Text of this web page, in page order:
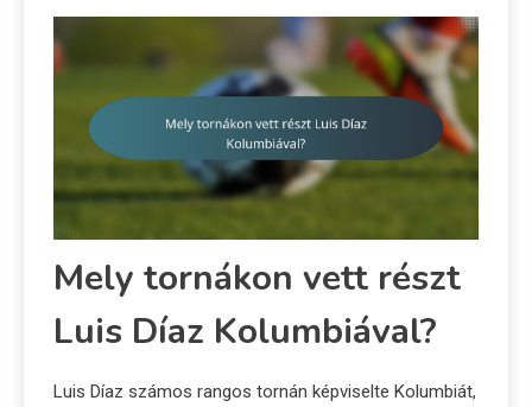
Mely tornákon vett részt
Luis Díaz Kolumbiával?
Luis Díaz számos rangos tornán képviselte Kolumbiát,